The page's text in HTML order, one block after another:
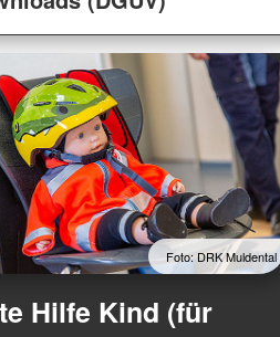
Foto: DRK Muldental
Hilfe Kind (für